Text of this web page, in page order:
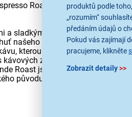
produktů podle
„rozumím“
předáním údajů o
Pokud vás zajímají
pracujeme, klikněte
Zobrazit detaily>>
Roast 450g
a sladkými tóny
našeho nejsvětleji praženého
kterou milujete, aniž byste
zrn z Latinské Ameriky
Roast jsou lehčí a jemnější
původu kávy ve spolupráci s